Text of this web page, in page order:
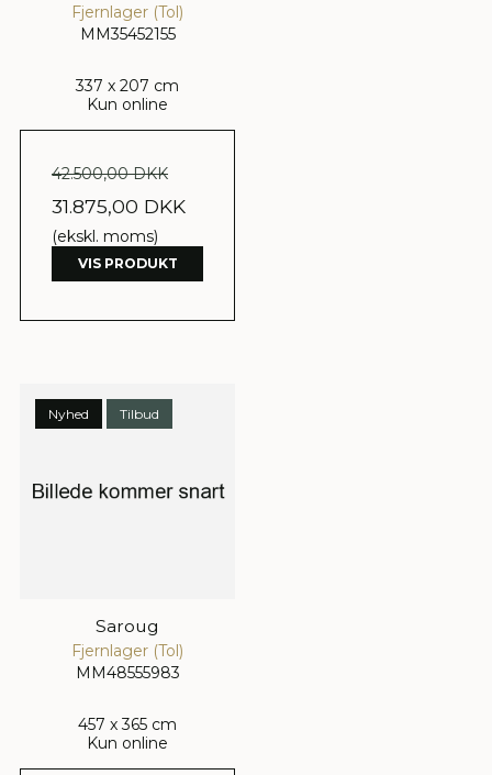
Fjernlager (Tol)
MM35452155
337 x 207 cm
Kun online
42.500,00 DKK
31.875,00 DKK
(ekskl. moms)
VIS PRODUKT
Nyhed Tilbud
Saroug
Fjernlager (Tol)
MM48555983
457 x 365 cm
Kun online